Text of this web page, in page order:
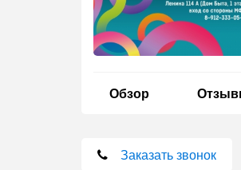
Обзор
Заказать звонок